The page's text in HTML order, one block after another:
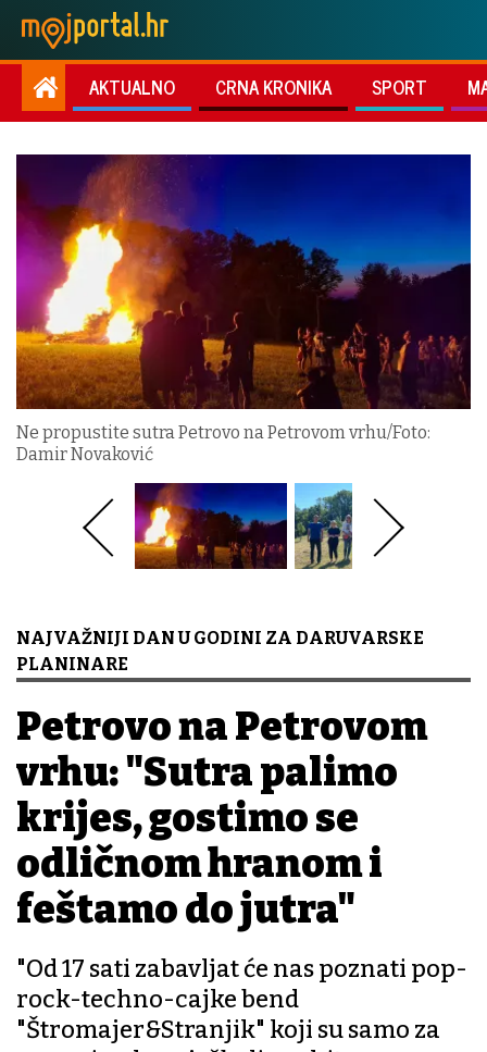
AKTUALNO CRNA KRONIKA SPORT
Ne propustite sutra Petrovo na Petrovom vrhu/Foto:
Damir Novaković
NAJVAŽNIJI DAN U GODINI ZA DARUVARSKE
PLANINARE
Petrovo na Petrovom
vrhu: "Sutra palimo
krijes, gostimo se
odličnom hranom i
feštamo do jutra"
"Od 17 sati zabavljat će nas poznati pop-
rock-techno-cajke bend
"Štromajer&Stranjik" koji su samo za